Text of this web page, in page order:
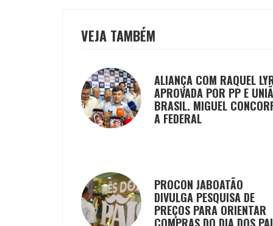
VEJA TAMBÉM
ALIANÇA COM RAQUEL
APROVADA POR PP E
BRASIL. MIGUEL
A FEDERAL
PROCON JABOATÃO
DIVULGA PESQUISA DE
PREÇOS PARA ORIENTAR